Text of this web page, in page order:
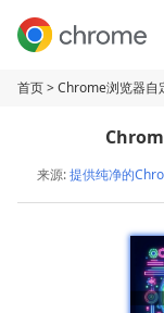
首页> Chrome浏览器自
来源:提供纯净的